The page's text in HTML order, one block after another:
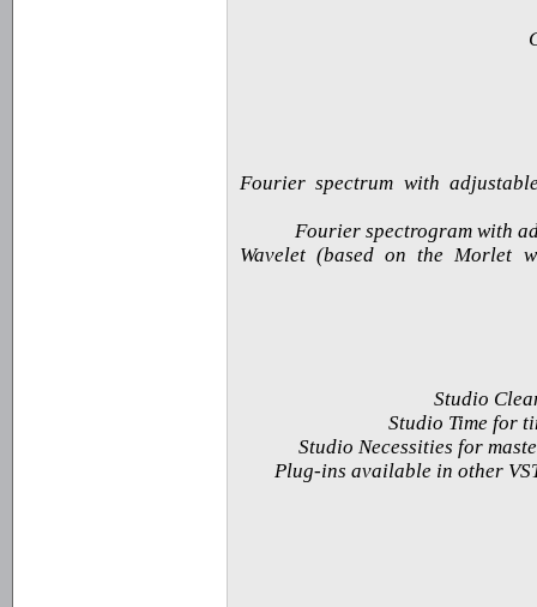
· Fourier spectrum with
· Wavelet (based on the Morlet